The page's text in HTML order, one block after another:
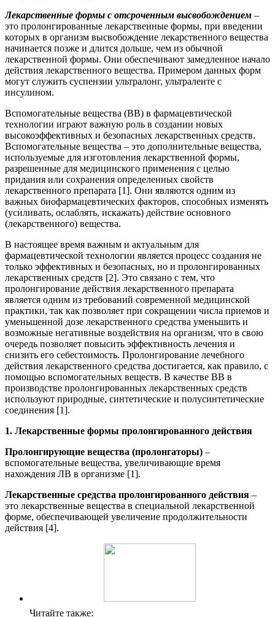
Лекарственные формы с отсроченным высвобождением –
это пролонгированные лекарственные формы, при введении
которых в организм высвобождение лекарственного вещества
начинается позже и длится дольше, чем из обычной
лекарственной формы. Они обеспечивают замедленное начало
действия лекарственного вещества. Примером данных форм
могут служить суспензии ультралонг, ультраленте с
инсулином.
Вспомогательные вещества (ВВ) в фармацевтической
технологии играют важную роль в создании новых
высокоэффективных и безопасных лекарственных средств.
Вспомогательные вещества – это дополнительные вещества,
используемые для изготовления лекарственной формы,
разрешенные для медицинского применения с целью
придания или сохранения определенных свойств
лекарственного препарата [1]. Они являются одним из
важных биофармацевтических факторов, способных изменять
(усиливать, ослаблять, искажать) действие основного
(лекарственного) вещества.
В настоящее время важным и актуальным для
фармацевтической технологии является процесс создания не
только эффективных и безопасных, но и пролонгированных
лекарственных средств [2]. Это связано с тем, что
пролонгирование действия лекарственного препарата
является одним из требований современной медицинской
практики, так как позволяет при сокращении числа приемов и
уменьшенной дозе лекарственного средства уменьшить и
возможные негативные воздействия на организм, что в свою
очередь позволяет повысить эффективность лечения и
снизить его себестоимость. Пролонгирование лечебного
действия лекарственного средства достигается, как правило, с
помощью вспомогательных веществ. В качестве ВВ в
производстве пролонгированных лекарственных средств
используют природные, синтетические и полусинтетические
соединения [1].
1. Лекарственные формы пролонгированного действия
Пролонгирующие вещества (пролонгаторы) –
вспомогательные вещества, увеличивающие время
нахождения ЛВ в организме [1].
Лекарственные средства пролонгированного действия –
это лекарственные вещества в специальной лекарственной
форме, обеспечивающей увеличение продолжительности
действия [4].
Читайте также: